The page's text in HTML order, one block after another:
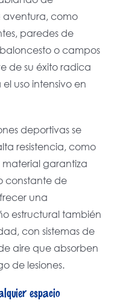
aventura, como
paredes de
o campos
de su éxito radica
uso intensivo en
deportivas se
resistencia, como
material garantiza
constante de
una
estructural también
con sistemas de
aire que absorben
de lesiones.
espacio